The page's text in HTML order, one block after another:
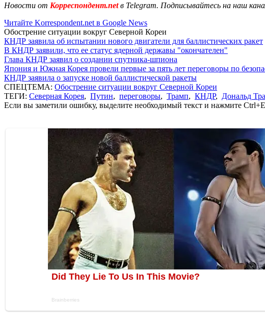
Новости от Корреспондент.netв Telegram. Подписывайтесь на наш
Читайте Korrespondent.net в Google News
Обострение ситуации вокруг Северной Кореи
КНДР заявила об испытании нового двигатели для баллистических ракет
В КНДР заявили, что ее статус ядерной державы "окончателен"
Глава КНДР заявил о создании спутника-шпиона
Япония и Южная Корея провели первые за пять лет переговоры по
КНДР заявила о запуске новой баллистической ракеты
СПЕЦТЕМА: Обострение ситуации вокруг Северной Кореи
ТЕГИ: Северная Корея, Путин, переговоры, Трамп, КНДР, Дональд
Если вы заметили ошибку, выделите необходимый текст и нажмите